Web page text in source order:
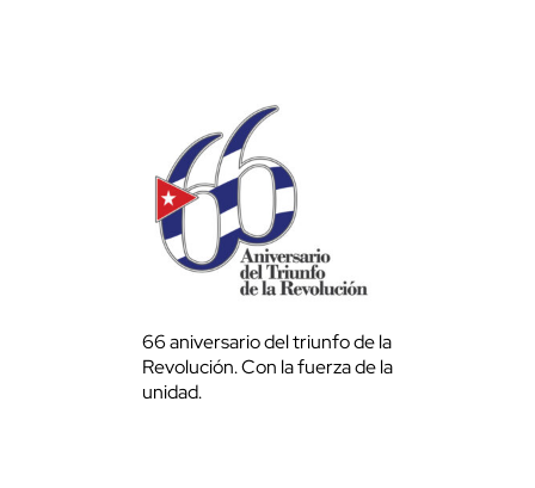
66 aniversario del triunfo de la
Revolución. Con la fuerza de la
unidad.